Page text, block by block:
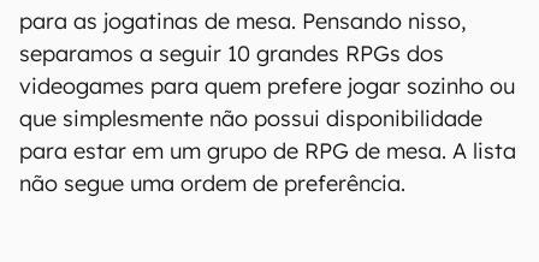
para as jogatinas de mesa. Pensando nisso,
separamos a seguir 10 grandes RPGs dos
videogames para quem prefere jogar sozinho ou
que simplesmente não possui disponibilidade
para estar em um grupo de RPG de mesa. A lista
não segue uma ordem de preferência.